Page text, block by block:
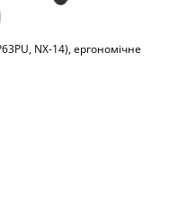
NX-14), ергономічне